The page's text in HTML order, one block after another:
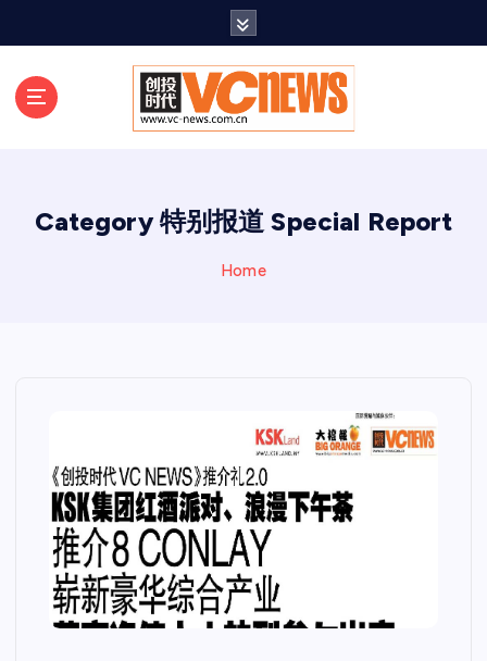
Category 特别报道 Special Report
Home